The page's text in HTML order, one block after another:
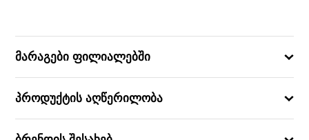
მარაგები ფილიალებში
პროდუქტის აღწერილობა